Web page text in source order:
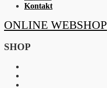
Kontakt
ONLINE WEBSHOP
SHOP